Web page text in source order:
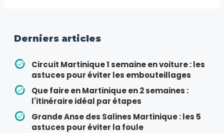
Derniers articles
Circuit Martinique 1 semaine en voiture : les
astuces pour éviter les embouteillages
Que faire en Martinique en 2 semaines :
l'itinéraire idéal par étapes
Grande Anse des Salines Martinique : les 5
astuces pour éviter la foule